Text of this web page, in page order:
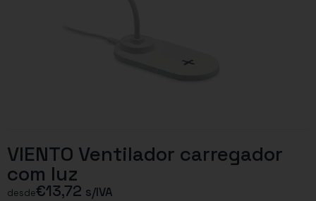
VIENTO Ventilador carregador
com luz
desde€13,72 s/IVA